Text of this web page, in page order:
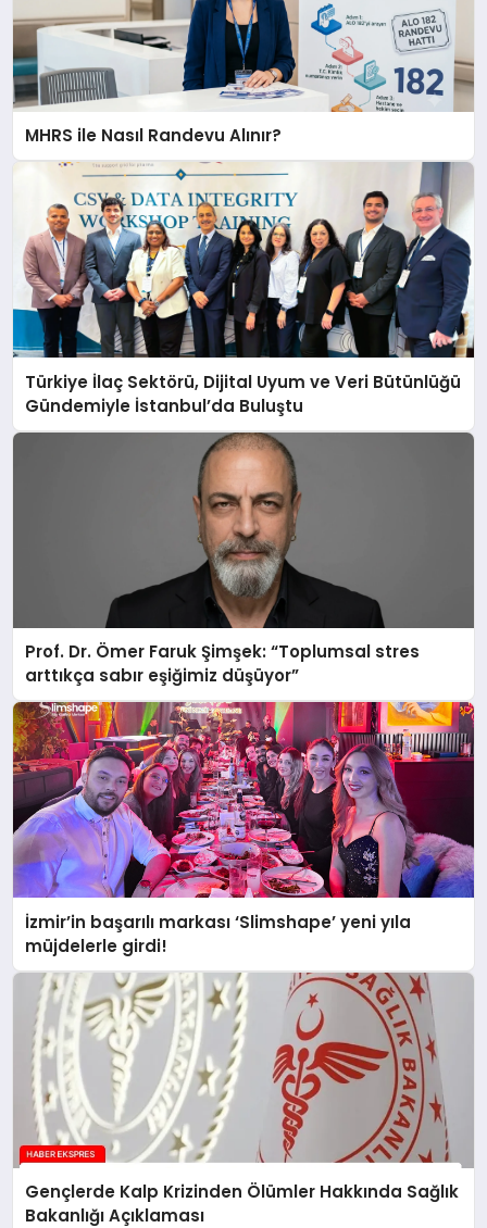
MHRS ile Nasıl Randevu Alınır?
Türkiye İlaç Sektörü, Dijital Uyum ve Veri Bütünlüğü
Gündemiyle İstanbul’da Buluştu
Prof. Dr. Ömer Faruk Şimşek: “Toplumsal stres
arttıkça sabır eşiğimiz düşüyor”
İzmir’in başarılı markası ‘Slimshape’ yeni yıla
müjdelerle girdi!
Gençlerde Kalp Krizinden Ölümler Hakkında Sağlık
Bakanlığı Açıklaması